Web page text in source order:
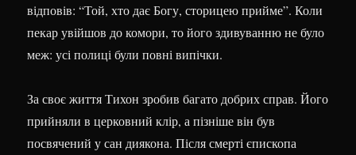
відповів: “Той, хто дає Богу, сторицею прийме”. Коли
пекар увійшов до комори, то його здивуванню не було
меж: усі полиці були повні випічки.
За своє життя Тихон зробив багато добрих справ. Його
прийняли в церковний клір, а пізніше він був
посвячений у сан диякона. Після смерті єпископа